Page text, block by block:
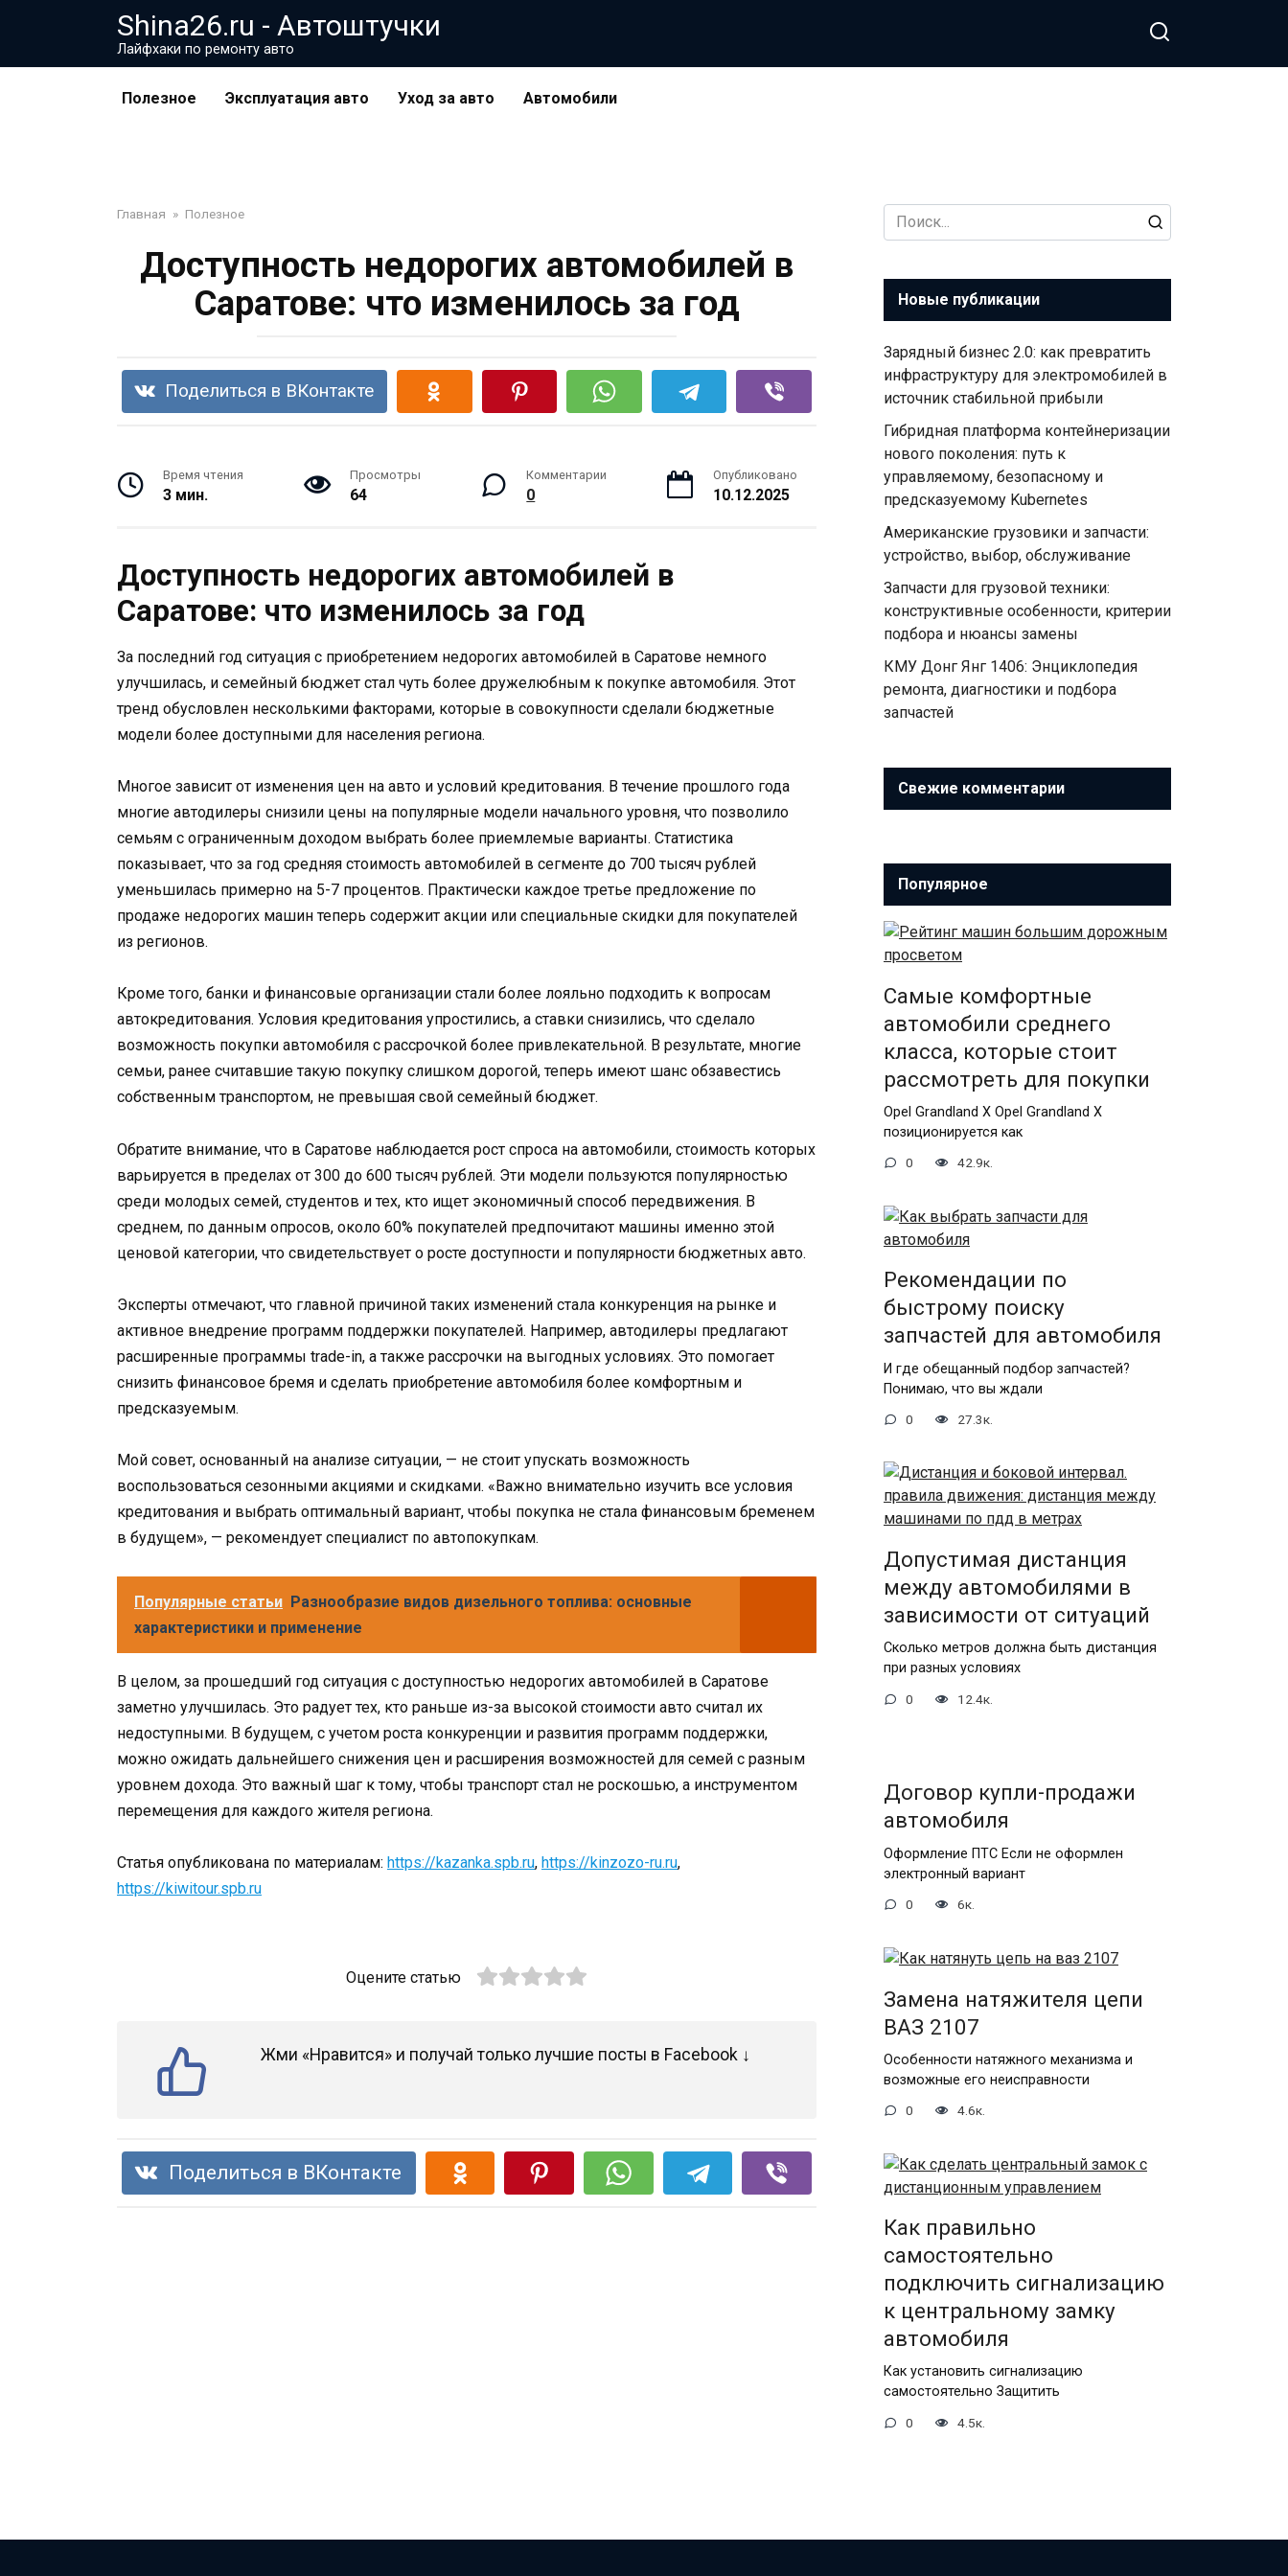
Shina26.ru - Автоштучки
Лайфхаки по ремонту авто
Полезное Эксплуатация авто Уход за авто Автомобили
Главная » Полезное
Доступность недорогих автомобилей в
Саратове: что изменилось за год
Поделиться в ВКонтакте
Время чтения
3 мин.
Просмотры
64
Комментарии
0
Опубликовано
10.12.2025
Доступность недорогих автомобилей в
Саратове: что изменилось за год
За последний год ситуация с приобретением недорогих автомобилей в Саратове немного
улучшилась, и семейный бюджет стал чуть более дружелюбным к покупке автомобиля. Этот
тренд обусловлен несколькими факторами, которые в совокупности сделали бюджетные
модели более доступными для населения региона.
Многое зависит от изменения цен на авто и условий кредитования. В течение прошлого года
многие автодилеры снизили цены на популярные модели начального уровня, что позволило
семьям с ограниченным доходом выбрать более приемлемые варианты. Статистика
показывает, что за год средняя стоимость автомобилей в сегменте до 700 тысяч рублей
уменьшилась примерно на 5-7 процентов. Практически каждое третье предложение по
продаже недорогих машин теперь содержит акции или специальные скидки для покупателей
из регионов.
Кроме того, банки и финансовые организации стали более лояльно подходить к вопросам
автокредитования. Условия кредитования упростились, а ставки снизились, что сделало
возможность покупки автомобиля с рассрочкой более привлекательной. В результате, многие
семьи, ранее считавшие такую покупку слишком дорогой, теперь имеют шанс обзавестись
собственным транспортом, не превышая свой семейный бюджет.
Обратите внимание, что в Саратове наблюдается рост спроса на автомобили, стоимость которых
варьируется в пределах от 300 до 600 тысяч рублей. Эти модели пользуются популярностью
среди молодых семей, студентов и тех, кто ищет экономичный способ передвижения. В
среднем, по данным опросов, около 60% покупателей предпочитают машины именно этой
ценовой категории, что свидетельствует о росте доступности и популярности бюджетных авто.
Эксперты отмечают, что главной причиной таких изменений стала конкуренция на рынке и
активное внедрение программ поддержки покупателей. Например, автодилеры предлагают
расширенные программы trade-in, а также рассрочки на выгодных условиях. Это помогает
снизить финансовое бремя и сделать приобретение автомобиля более комфортным и
предсказуемым.
Мой совет, основанный на анализе ситуации, — не стоит упускать возможность
воспользоваться сезонными акциями и скидками. «Важно внимательно изучить все условия
кредитования и выбрать оптимальный вариант, чтобы покупка не стала финансовым бременем
в будущем», — рекомендует специалист по автопокупкам.
Популярные статьи Разнообразие видов дизельного топлива: основные
характеристики и применение
В целом, за прошедший год ситуация с доступностью недорогих автомобилей в Саратове
заметно улучшилась. Это радует тех, кто раньше из-за высокой стоимости авто считал их
недоступными. В будущем, с учетом роста конкуренции и развития программ поддержки,
можно ожидать дальнейшего снижения цен и расширения возможностей для семей с разным
уровнем дохода. Это важный шаг к тому, чтобы транспорт стал не роскошью, а инструментом
перемещения для каждого жителя региона.
Статья опубликована по материалам: https://kazanka.spb.ru, https://kinzozo-ru.ru,
https://kiwitour.spb.ru
Оцените статью
Жми «Нравится» и получай только лучшие посты в Facebook ↓
Поделиться в ВКонтакте
Search
for:
Новые публикации
Зарядный бизнес 2.0: как превратить
инфраструктуру для электромобилей в
источник стабильной прибыли
Гибридная платформа контейнеризации
нового поколения: путь к
управляемому, безопасному и
предсказуемому Kubernetes
Американские грузовики и запчасти:
устройство, выбор, обслуживание
Запчасти для грузовой техники:
конструктивные особенности, критерии
подбора и нюансы замены
КМУ Донг Янг 1406: Энциклопедия
ремонта, диагностики и подбора
запчастей
Свежие комментарии
Популярное
Самые комфортные
автомобили среднего
класса, которые стоит
рассмотреть для покупки
Opel Grandland X Opel Grandland X
позиционируется как
0 42.9к.
Рекомендации по
быстрому поиску
запчастей для автомобиля
И где обещанный подбор запчастей?
Понимаю, что вы ждали
0 27.3к.
Допустимая дистанция
между автомобилями в
зависимости от ситуаций
Сколько метров должна быть дистанция
при разных условиях
0 12.4к.
Договор купли-продажи
автомобиля
Оформление ПТС Если не оформлен
электронный вариант
0 6к.
Замена натяжителя цепи
ВАЗ 2107
Особенности натяжного механизма и
возможные его неисправности
0 4.6к.
Как правильно
самостоятельно
подключить сигнализацию
к центральному замку
автомобиля
Как установить сигнализацию
самостоятельно Защитить
0 4.5к.